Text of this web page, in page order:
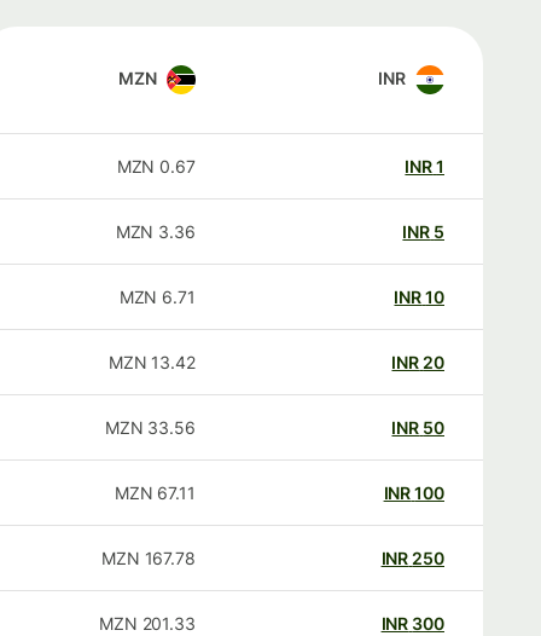
INR
MZN
INR
0.67
MZN
INR
3.36
MZN
INR
6.71
MZN
20
INR
13.42
MZN
50
INR
33.56
MZN
100
INR
67.11
MZN
250
INR
167.78
MZN
300
INR
201.33
MZN